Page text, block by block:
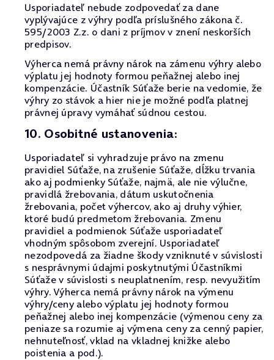
Usporiadateľ nebude zodpovedať za dane
vyplývajúce z výhry podľa príslušného zákona č.
595/2003 Z.z. o dani z príjmov v znení neskorších
predpisov.
Výherca nemá právny nárok na zámenu výhry alebo
výplatu jej hodnoty formou peňažnej alebo inej
kompenzácie. Účastník Súťaže berie na vedomie, že
výhry zo stávok a hier nie je možné podľa platnej
právnej úpravy vymáhať súdnou cestou.
10. Osobitné ustanovenia:
Usporiadateľ si vyhradzuje právo na zmenu
pravidiel Súťaže, na zrušenie Súťaže, dĺžku trvania
ako aj podmienky Súťaže, najmä, ale nie výlučne,
pravidlá žrebovania, dátum uskutočnenia
žrebovania, počet výhercov, ako aj druhy výhier,
ktoré budú predmetom žrebovania. Zmenu
pravidiel a podmienok Súťaže usporiadateľ
vhodným spôsobom zverejní. Usporiadateľ
nezodpovedá za žiadne škody vzniknuté v súvislosti
s nesprávnymi údajmi poskytnutými Účastníkmi
Súťaže v súvislosti s neuplatnením, resp. nevyužitím
výhry. Výherca nemá právny nárok na výmenu
výhry/ceny alebo výplatu jej hodnoty formou
peňažnej alebo inej kompenzácie (výmenou ceny za
peniaze sa rozumie aj výmena ceny za cenný papier,
nehnuteľnosť, vklad na vkladnej knižke alebo
poistenia a pod.).